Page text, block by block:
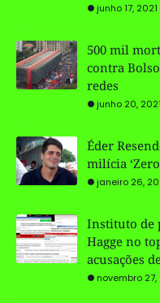
junho 17, 2021
500 mil
contra
redes
junho 20, 2021
Éder
milícia
janeiro 26,
Instituto de
Hagge no
acusações
novembro 27,